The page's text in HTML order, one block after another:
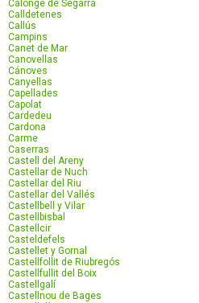
Calonge de Segarra
Calldetenes
Callús
Campins
Canet de Mar
Canovellas
Cánoves
Canyellas
Capellades
Capolat
Cardedeu
Cardona
Carme
Caserras
Castell del Areny
Castellar de Nuch
Castellar del Riu
Castellar del Vallés
Castellbell y Vilar
Castellbisbal
Castellcir
Casteldefels
Castellet y Gornal
Castellfollit de Riubregós
Castellfullit del Boix
Castellgalí
Castellnou de Bages